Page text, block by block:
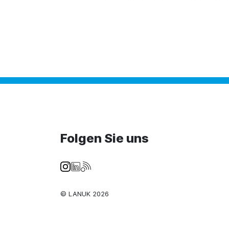
Folgen Sie uns
© LANUK 2026